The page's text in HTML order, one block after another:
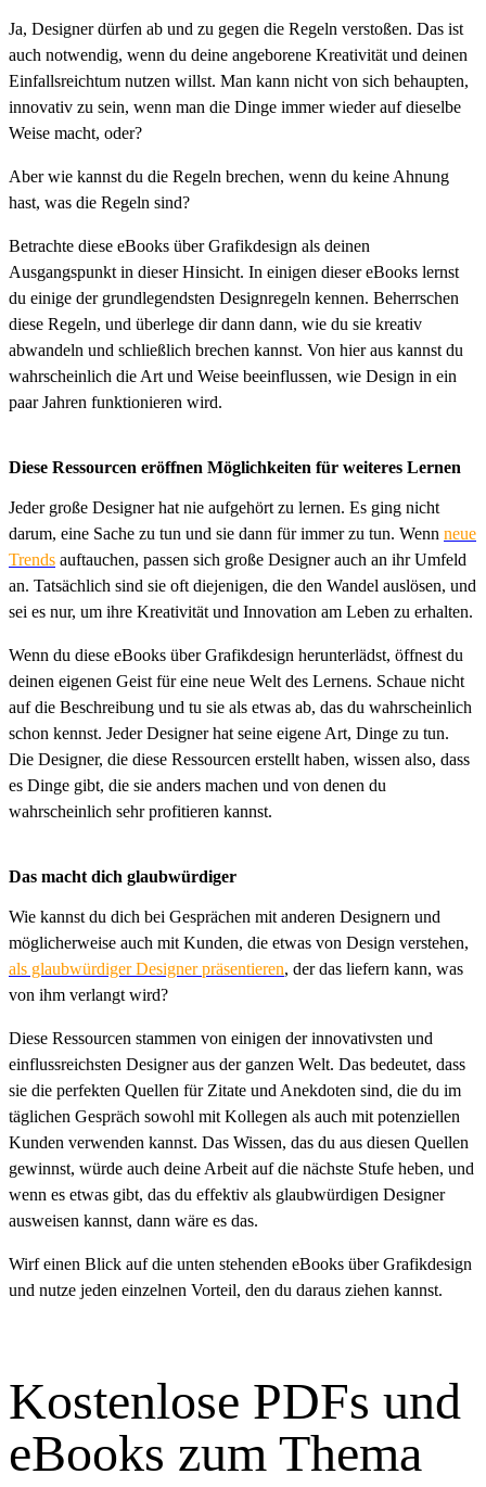
Ja, Designer dürfen ab und zu gegen die Regeln verstoßen. Das ist
auch notwendig, wenn du deine angeborene Kreativität und deinen
Einfallsreichtum nutzen willst. Man kann nicht von sich behaupten,
innovativ zu sein, wenn man die Dinge immer wieder auf dieselbe
Weise macht, oder?
Aber wie kannst du die Regeln brechen, wenn du keine Ahnung
hast, was die Regeln sind?
Betrachte diese eBooks über Grafikdesign als deinen
Ausgangspunkt in dieser Hinsicht. In einigen dieser eBooks lernst
du einige der grundlegendsten Designregeln kennen. Beherrschen
diese Regeln, und überlege dir dann dann, wie du sie kreativ
abwandeln und schließlich brechen kannst. Von hier aus kannst du
wahrscheinlich die Art und Weise beeinflussen, wie Design in ein
paar Jahren funktionieren wird.
Diese Ressourcen eröffnen Möglichkeiten für weiteres Lernen
Jeder große Designer hat nie aufgehört zu lernen. Es ging nicht
darum, eine Sache zu tun und sie dann für immer zu tun. Wenn neue
Trends auftauchen, passen sich große Designer auch an ihr Umfeld
an. Tatsächlich sind sie oft diejenigen, die den Wandel auslösen, und
sei es nur, um ihre Kreativität und Innovation am Leben zu erhalten.
Wenn du diese eBooks über Grafikdesign herunterlädst, öffnest du
deinen eigenen Geist für eine neue Welt des Lernens. Schaue nicht
auf die Beschreibung und tu sie als etwas ab, das du wahrscheinlich
schon kennst. Jeder Designer hat seine eigene Art, Dinge zu tun.
Die Designer, die diese Ressourcen erstellt haben, wissen also, dass
es Dinge gibt, die sie anders machen und von denen du
wahrscheinlich sehr profitieren kannst.
Das macht dich glaubwürdiger
Wie kannst du dich bei Gesprächen mit anderen Designern und
möglicherweise auch mit Kunden, die etwas von Design verstehen,
als glaubwürdiger Designer präsentieren, der das liefern kann, was
von ihm verlangt wird?
Diese Ressourcen stammen von einigen der innovativsten und
einflussreichsten Designer aus der ganzen Welt. Das bedeutet, dass
sie die perfekten Quellen für Zitate und Anekdoten sind, die du im
täglichen Gespräch sowohl mit Kollegen als auch mit potenziellen
Kunden verwenden kannst. Das Wissen, das du aus diesen Quellen
gewinnst, würde auch deine Arbeit auf die nächste Stufe heben, und
wenn es etwas gibt, das du effektiv als glaubwürdigen Designer
ausweisen kannst, dann wäre es das.
Wirf einen Blick auf die unten stehenden eBooks über Grafikdesign
und nutze jeden einzelnen Vorteil, den du daraus ziehen kannst.
Kostenlose PDFs und
eBooks zum Thema